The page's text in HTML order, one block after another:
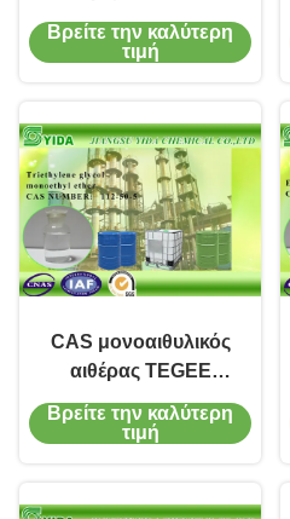
αριθ. 203-978-9 τύπου
C8-H18-O4
Βρείτε την καλύτερη
τιμή
CAS μονοαιθυλικός
αιθέρας TEGEE
γλυκόλης αιθυλενίου
αριθμού 112-50-5
Βρείτε την καλύτερη
τιμή